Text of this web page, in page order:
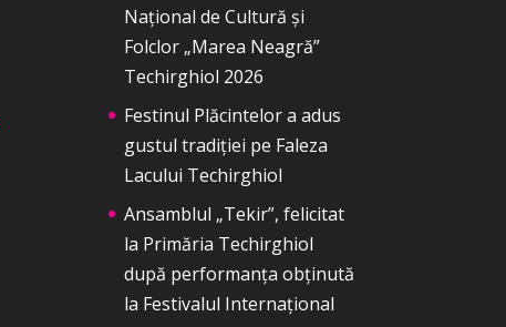
Național de Cultură și
Folclor „Marea Neagră”
Techirghiol 2026
Festinul Plăcintelor a adus
gustul tradiției pe Faleza
Lacului Techirghiol
Ansamblul „Tekir”, felicitat
la Primăria Techirghiol
după performanța obținută
la Festivalul Internațional